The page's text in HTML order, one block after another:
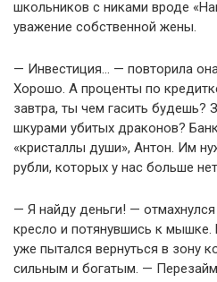
школьников с никами вроде
уважение собственной жены.
— Инвестиция… — повторила
Хорошо. А проценты по
завтра, ты чем гасить будешь?
шкурами убитых драконов?
«кристаллы души», Антон. Им
рубли, которых у нас больше
— Я найду деньги! —
кресло и потянувшись к мышке.
уже пытался вернуться в зону
сильным и богатым. —